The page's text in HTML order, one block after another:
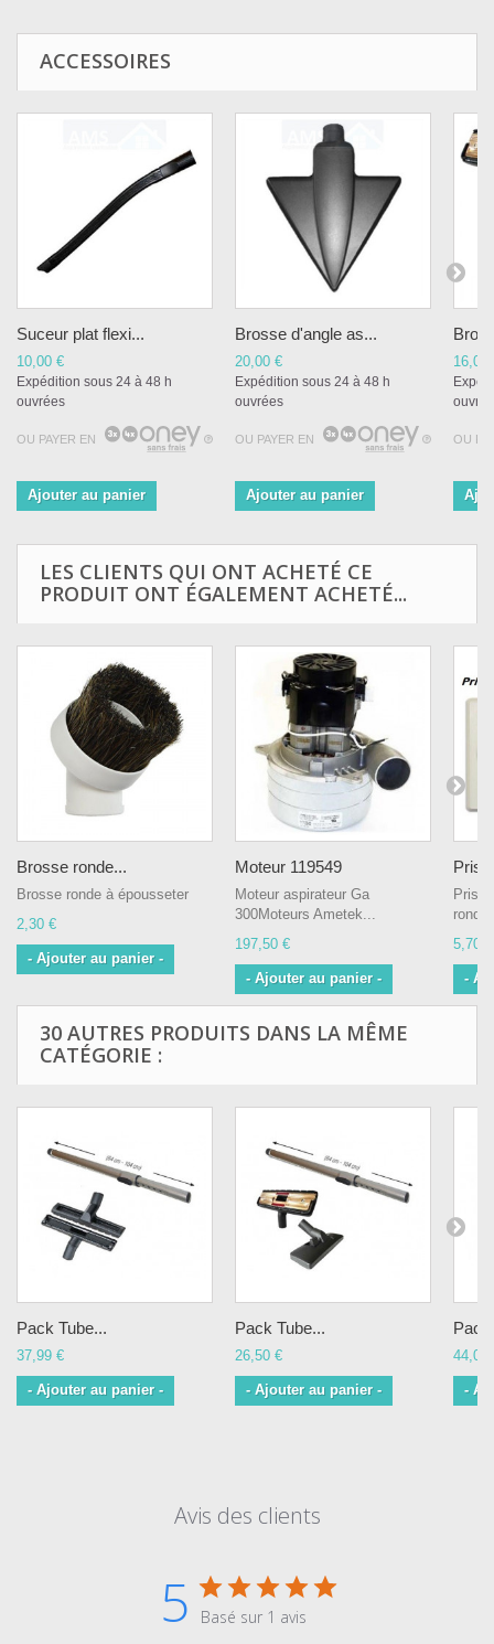
ACCESSOIRES
Suceur plat flexi...
10,00 €
Expédition sous 24 à 48 h
ouvrées
OU PAYER EN
Ajouter au panier
Brosse d'angle as...
20,00 €
Expédition sous 24 à 48 h
ouvrées
OU PAYER EN
Ajouter au panier
16,00
OU
LES CLIENTS QUI ONT ACHETÉ CE
PRODUIT ONT ÉGALEMENT ACHETÉ...
Brosse ronde...
Brosse ronde à épousseter
2,30 €
- Ajouter au panier -
Moteur 119549
Moteur aspirateur Ga
300Moteurs Ametek...
197,50 €
- Ajouter au panier -
Prise
rond
5,70 €
-
30 AUTRES PRODUITS DANS LA MÊME
CATÉGORIE :
Pack Tube...
37,99 €
- Ajouter au panier -
Pack Tube...
26,50 €
- Ajouter au panier -
Pack
44,00
-
Avis des clients
5 Basé sur 1 avis